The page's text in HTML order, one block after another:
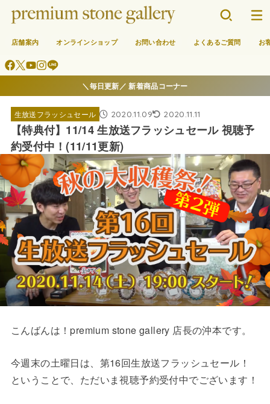
店舗案内 オンラインショップ お問い合わせ よくあるご質問 お
＼毎日更新／ 新着商品コーナー
生放送フラッシュセール 2020.11.09 2020.11.11
【特典付】11/14 生放送フラッシュセール 視聴予
約受付中！(11/11更新)
こんばんは！premium stone gallery 店長の沖本です。
今週末の土曜日は、第16回生放送フラッシュセール！
ということで、ただいま視聴予約受付中でございます！